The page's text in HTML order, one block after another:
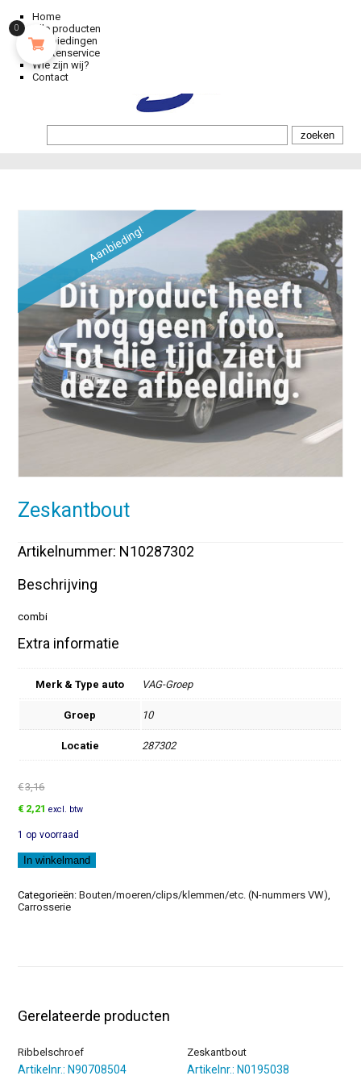
Home
Alle producten
Aanbiedingen
Klantenservice
Wie zijn wij?
Contact
Aanbieding!
Zeskantbout
Artikelnummer: N10287302
Beschrijving
combi
Extra informatie
Merk & Type auto VAG-Groep
Groep 10
Locatie 287302
€3,16
Oorspronkelijke
was:
€3,16.
€ 2,21 Huidige
is:
€2,21.
excl. btw
1 op voorraad
Zeskantbout
aantal
In winkelmand
Categorieën:Bouten/moeren/clips/klemmen/etc. (N-nummers VW),
Carrosserie
Gerelateerde producten
Ribbelschroef
Artikelnr.: N90708504
Zeskantbout
Artikelnr.: N0195038
0